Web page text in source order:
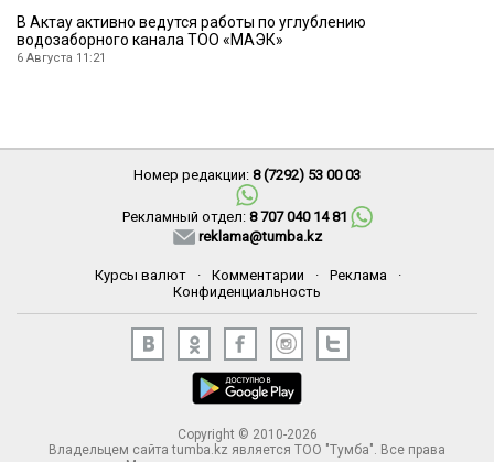
В Актау активно ведутся работы по углублению
водозаборного канала ТОО «МАЭК»
6 Августа 11:21
Номер редакции: 8 (7292) 53 00 03
Рекламный отдел: 8 707 040 14 81
reklama@tumba.kz
Курсы валют · Комментарии · Реклама
·
Конфиденциальность
Copyright © 2010-2026
Владельцем сайта tumba.kz является ТОО "Тумба". Все права